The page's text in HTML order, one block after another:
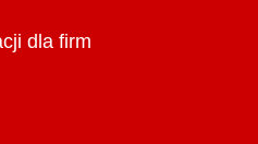
dla firm